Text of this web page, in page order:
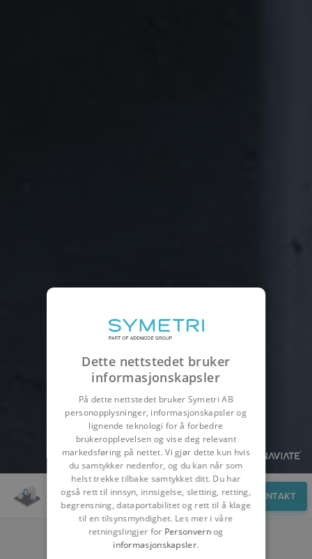
Oversikt KONTAKT
Dette nettstedet bruker
informasjonskapsler
På dette nettstedet bruker Symetri AB
personopplysninger, informasjonskapsler og
lignende teknologi for å forbedre
brukeropplevelsen og vise deg relevant
markedsføring på nettet. Vi gjør dette kun hvis
du samtykker nedenfor, og du kan når som
helst trekke tilbake samtykket ditt. Du har
også rett til innsyn, innsigelse, sletting, retting,
begrensning, dataportabilitet og rett til å klage
til en tilsynsmyndighet. Les mer i våre
retningslingjer for Personvernog
informasjonskapsler.